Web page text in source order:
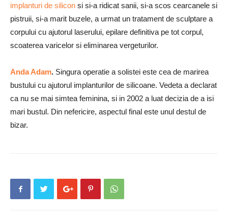
implanturi de silicon si si-a ridicat sanii, si-a scos cearcanele si
pistruii, si-a marit buzele, a urmat un tratament de sculptare a
corpului cu ajutorul laserului, epilare definitiva pe tot corpul,
scoaterea varicelor si eliminarea vergeturilor.
Anda Adam. Singura operatie a solistei este cea de marirea
bustului cu ajutorul implanturilor de silicoane. Vedeta a declarat
ca nu se mai simtea feminina, si in 2002 a luat decizia de a isi
mari bustul. Din nefericire, aspectul final este unul destul de
bizar.